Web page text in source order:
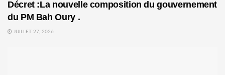
Décret :La nouvelle composition du gouvernement
du PM Bah Oury .
JUILLET 27, 2026